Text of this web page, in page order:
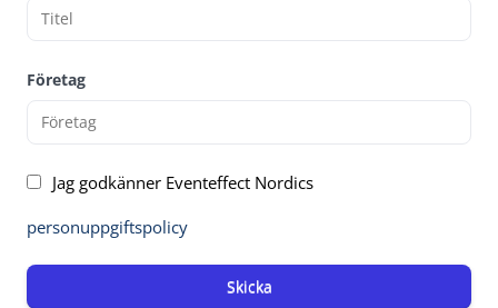
Företag
Jag godkänner Eventeffect Nordics
personuppgiftspolicy
Skicka